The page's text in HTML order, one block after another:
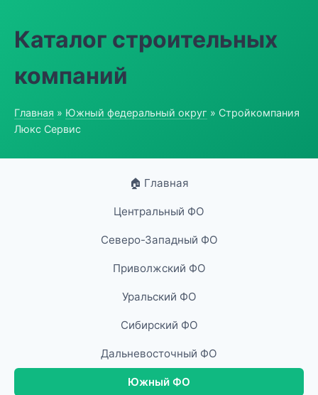
Каталог строительных
компаний
Главная » Южный федеральный округ » Стройкомпания
Люкс Сервис
🏠 Главная
Центральный ФО
Северо-Западный ФО
Приволжский ФО
Уральский ФО
Сибирский ФО
Дальневосточный ФО
Южный ФО